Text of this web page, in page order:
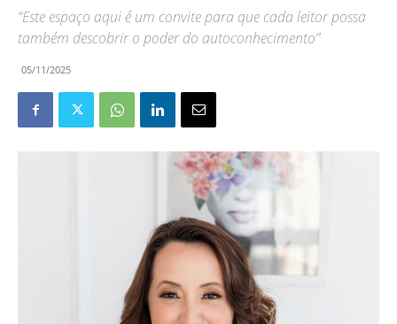
“Este espaço aqui é um convite para que cada leitor possa
também descobrir o poder do autoconhecimento”
05/11/2025